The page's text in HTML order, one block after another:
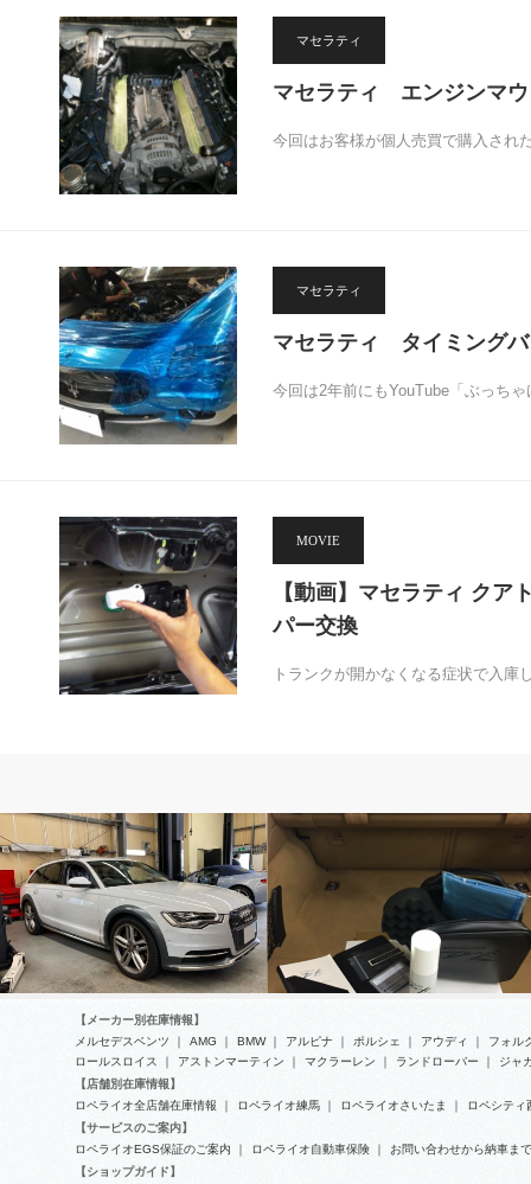
マセラティ
マセラティ エンジンマ
今回はお客様が個人売買で購入され
マセラティ
マセラティ タイミングバ
今回は2年前にもYouTube「ぶっち
MOVIE
【動画】マセラティ クア
パー交換
トランクが開かなくなる症状で入
アウディ-Ａ６オールロードの車
【大好評復活決定！期間限定：
30%ＯＦＦ】ロペライオ コーテ
【メーカー別在庫情報】
メルセデスベンツ ｜ AMG ｜ BMW｜ アルピナ｜ ポルシェ ｜ アウディ ｜
フォル
ロールスロイス
｜ アストンマーティン ｜ マクラーレン ｜ ランドローバー ｜
ジャ
【店舗別在庫情報】
ロペライオ全店舗在庫情報 ｜ ロペライオ練馬｜ ロペライオさいたま ｜
ロペシティ
【サービスのご案内】
ロペライオEGS保証のご案内 ｜ ロペライオ自動車保険｜
お問い合わせから納車まで
【ショップガイド】